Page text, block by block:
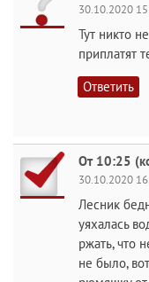
30.10.2020
Тут никто
приплатят
Ответить
От 10:25
30.10.2020
Лесник
уяхалась
ржать, что
не было,